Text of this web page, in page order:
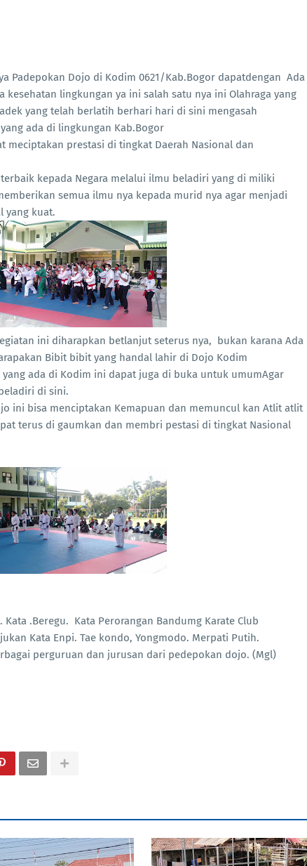
Padepokan Dojo di Kodim 0621/Kab.Bogor dapatdengan Ada
lingkungan ya ini salah satu nya ini Olahraga yang
yang telah berlatih berhari hari di sini mengasah
ada di lingkungan Kab.Bogor
meciptakan prestasi di tingkat Daerah Nasional dan
kepada Negara melalui ilmu beladiri yang di miliki
semua ilmu nya kepada murid nya agar menjadi
yang kuat.
ini diharapkan betlanjut seterus nya, bukan karana Ada
Bibit bibit yang handal lahir di Dojo Kodim
ada di Kodim ini dapat juga di buka untuk umumAgar
di sini.
ini bisa menciptakan Kemapuan dan memuncul kan Atlit atlit
terus di gaumkan dan membri pestasi di tingkat Nasional
.Beregu. Kata Perorangan Bandumg Karate Club
Kata Enpi. Tae kondo, Yongmodo. Merpati Putih.
perguruan dan jurusan dari pedepokan dojo. (Mgl)